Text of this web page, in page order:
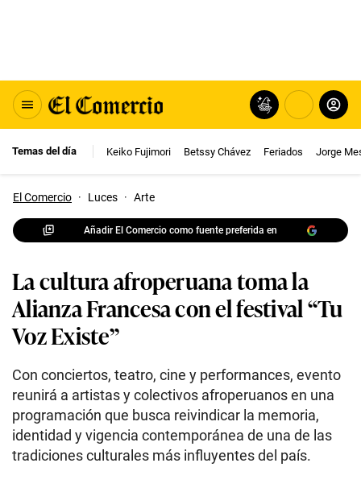
Temas del día Keiko Fujimori Betssy Chávez Feriados Jorge
El Comercio · Luces · Arte
Añadir El Comercio como fuente preferida en
La cultura afroperuana toma la
Alianza Francesa con el festival “Tu
Voz Existe”
Con conciertos, teatro, cine y performances, evento
reunirá a artistas y colectivos afroperuanos en una
programación que busca reivindicar la memoria,
identidad y vigencia contemporánea de una de las
tradiciones culturales más influyentes del país.